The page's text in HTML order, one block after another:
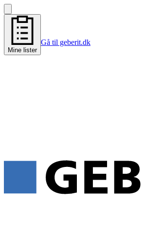
Mine lister
Gå til geberit.dk